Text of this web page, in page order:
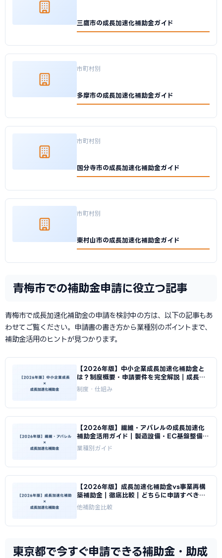
三鷹市の成長加速化補助金ガイド
市町村別
多摩市の成長加速化補助金ガイド
市町村別
国分寺市の成長加速化補助金ガイド
市町村別
東村山市の成長加速化補助金ガイド
青梅市での補助金申請に役立つ記事
青梅市で成長加速化補助金の申請を検討中の方は、以下の記事もあ
わせてご覧ください。申請書の書き方から業種別のポイントまで、
補助金活用のヒントが見つかります。
【2026年版】中小企業成長加速化補助金と
は？制度概要・申請要件を完全解説｜成長加
速化補助金ナビ
制度・仕組み
【2026年版】繊維・アパレルの成長加速化
補助金活用ガイド｜製造設備・EC基盤整備の
申請方法｜成長加速化補助金ナビ
業種別ガイド
【2026年版】成長加速化補助金vs事業再構
築補助金｜徹底比較｜どちらに申請すべきか
｜成長加速化補助金ナビ
他補助金比較
東京都で今すぐ申請できる補助金・助成